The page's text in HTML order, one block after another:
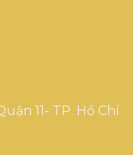
11- TP. Hồ Chí